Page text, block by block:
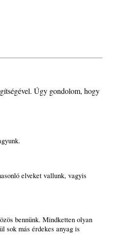
Úgy gondolom, hogy
elveket vallunk, vagyis
bennünk. Mindketten olyan
sok más érdekes anyag is